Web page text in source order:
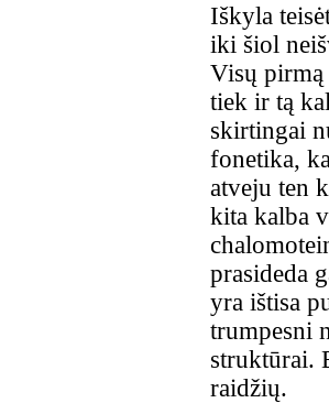
Iškyla
iki šiol
Visų
tiek ir tą
skirtingai
fonetika,
atveju ten
kita kalba
prasideda
yra ištisa
trumpesni
struktūrai.
raidžių.